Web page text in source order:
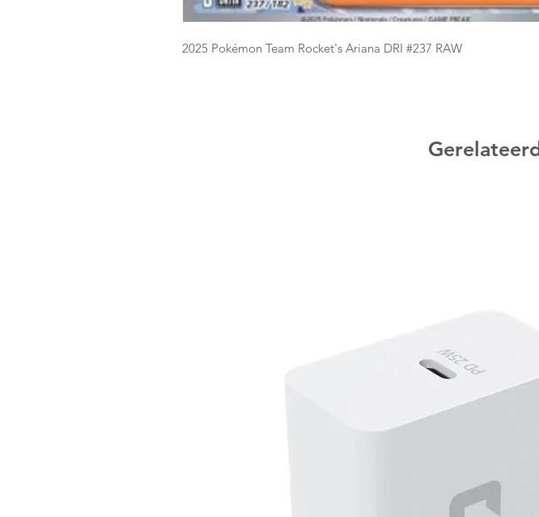
2025 Pokémon Team Rocket's Ariana DRI #237 RAW